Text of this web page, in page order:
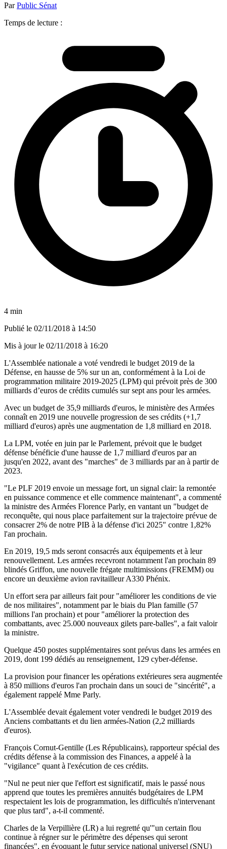
ParPublic Sénat
Temps de lecture :
4 min
Publié le 02/11/2018 à 14:50
Mis à jour le 02/11/2018 à 16:20
L'Assemblée nationale a voté vendredi le budget 2019 de la
Défense, en hausse de 5% sur un an, conformément à la Loi de
programmation militaire 2019-2025 (LPM) qui prévoit près de 300
milliards d’euros de crédits cumulés sur sept ans pour les armées.
Avec un budget de 35,9 milliards d'euros, le ministère des Armées
connaît en 2019 une nouvelle progression de ses crédits (+1,7
milliard d'euros) après une augmentation de 1,8 milliard en 2018.
La LPM, votée en juin par le Parlement, prévoit que le budget
défense bénéficie d'une hausse de 1,7 milliard d'euros par an
jusqu'en 2022, avant des "marches" de 3 milliards par an à partir de
2023.
"Le PLF 2019 envoie un message fort, un signal clair: la remontée
en puissance commence et elle commence maintenant", a commenté
la ministre des Armées Florence Parly, en vantant un "budget de
reconquête, qui nous place parfaitement sur la trajectoire prévue de
consacrer 2% de notre PIB à la défense d'ici 2025" contre 1,82%
l'an prochain.
En 2019, 19,5 mds seront consacrés aux équipements et à leur
renouvellement. Les armées recevront notamment l'an prochain 89
blindés Griffon, une nouvelle frégate multimissions (FREMM) ou
encore un deuxième avion ravitailleur A330 Phénix.
Un effort sera par ailleurs fait pour "améliorer les conditions de vie
de nos militaires", notamment par le biais du Plan famille (57
millions l'an prochain) et pour "améliorer la protection des
combattants, avec 25.000 nouveaux gilets pare-balles", a fait valoir
la ministre.
Quelque 450 postes supplémentaires sont prévus dans les armées en
2019, dont 199 dédiés au renseignement, 129 cyber-défense.
La provision pour financer les opérations extérieures sera augmentée
à 850 millions d'euros l'an prochain dans un souci de "sincérité", a
également rappelé Mme Parly.
L'Assemblée devait également voter vendredi le budget 2019 des
Anciens combattants et du lien armées-Nation (2,2 milliards
d'euros).
François Cornut-Gentille (Les Républicains), rapporteur spécial des
crédits défense à la commission des Finances, a appelé à la
"vigilance" quant à l'exécution de ces crédits.
"Nul ne peut nier que l'effort est significatif, mais le passé nous
apprend que toutes les premières annuités budgétaires de LPM
respectaient les lois de programmation, les difficultés n'intervenant
que plus tard", a-t-il commenté.
Charles de la Verpillière (LR) a lui regretté qu'"un certain flou
continue à régner sur le périmètre des dépenses qui seront
financées", en évoquant le futur service national universel (SNU)